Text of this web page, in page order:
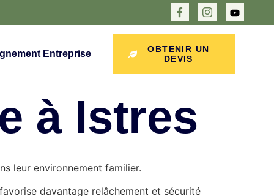
Entreprise
OBTENIR UN
DEVIS
à Istres
leur environnement familier.
davantage relâchement et sécurité